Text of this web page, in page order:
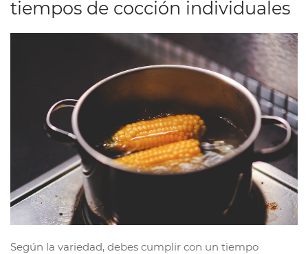
tiempos de cocción individuales
Según la variedad, debes cumplir con un tiempo